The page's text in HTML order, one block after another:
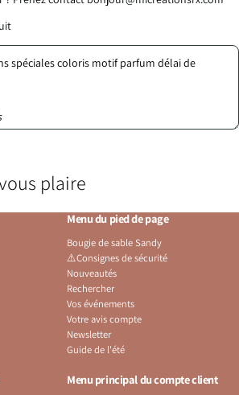
plaire
Menu du pied de page
Bougie de sable Sandy
⚠️Consignes de sécurité
Nouveautés
Rechercher
Vos événements
Votre avis compte
Newsletter
Guide de l'été
Menu principal du compte client